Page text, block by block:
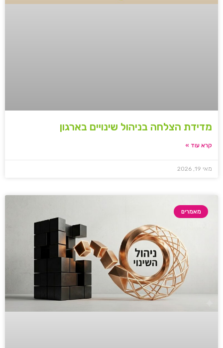
מדידת הצלחה בניהול שינויים בארגון
קרא עוד »
מאי 19, 2026
מאמרים